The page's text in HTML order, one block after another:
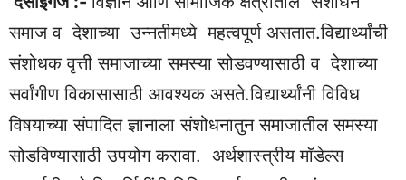
समाज व देशाच्या उन्नतीमध्ये महत्वपूर्ण असतात.विद्यार्थ्यांची
संशोधक वृत्ती समाजाच्या समस्या सोडवण्यासाठी व देशाच्या
सर्वांगीण विकासासाठी आवश्यक असते.विद्यार्थ्यांनी विविध
विषयाच्या संपादित ज्ञानाला संशोधनातुन समाजातील समस्या
सोडविण्यासाठी उपयोग करावा. अर्थशास्त्रीय मॉडेल्स